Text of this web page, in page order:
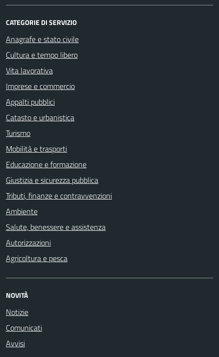
CATEGORIE DI SERVIZIO
Anagrafe e stato civile
Cultura e tempo libero
Vita lavorativa
Imprese e commercio
Appalti pubblici
Catasto e urbanistica
Turismo
Mobilità e trasporti
Educazione e formazione
Giustizia e sicurezza pubblica
Tributi, finanze e contravvenzioni
Ambiente
Salute, benessere e assistenza
Autorizzazioni
Agricoltura e pesca
NOVITÀ
Notizie
Comunicati
Avvisi